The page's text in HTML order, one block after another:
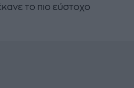
το πιο εύστοχο